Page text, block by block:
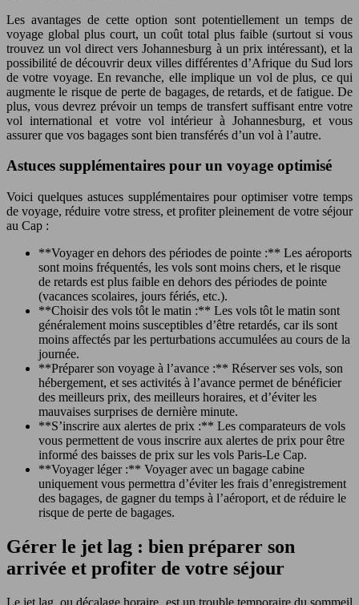
Les avantages de cette option sont potentiellement un temps de
voyage global plus court, un coût total plus faible (surtout si vous
trouvez un vol direct vers Johannesburg à un prix intéressant), et la
possibilité de découvrir deux villes différentes d’Afrique du Sud lors
de votre voyage. En revanche, elle implique un vol de plus, ce qui
augmente le risque de perte de bagages, de retards, et de fatigue. De
plus, vous devrez prévoir un temps de transfert suffisant entre votre
vol international et votre vol intérieur à Johannesburg, et vous
assurer que vos bagages sont bien transférés d’un vol à l’autre.
Astuces supplémentaires pour un voyage optimisé
Voici quelques astuces supplémentaires pour optimiser votre temps
de voyage, réduire votre stress, et profiter pleinement de votre séjour
au Cap :
**Voyager en dehors des périodes de pointe :** Les aéroports
sont moins fréquentés, les vols sont moins chers, et le risque
de retards est plus faible en dehors des périodes de pointe
(vacances scolaires, jours fériés, etc.).
**Choisir des vols tôt le matin :** Les vols tôt le matin sont
généralement moins susceptibles d’être retardés, car ils sont
moins affectés par les perturbations accumulées au cours de la
journée.
**Préparer son voyage à l’avance :** Réserver ses vols, son
hébergement, et ses activités à l’avance permet de bénéficier
des meilleurs prix, des meilleurs horaires, et d’éviter les
mauvaises surprises de dernière minute.
**S’inscrire aux alertes de prix :** Les comparateurs de vols
vous permettent de vous inscrire aux alertes de prix pour être
informé des baisses de prix sur les vols Paris-Le Cap.
**Voyager léger :** Voyager avec un bagage cabine
uniquement vous permettra d’éviter les frais d’enregistrement
des bagages, de gagner du temps à l’aéroport, et de réduire le
risque de perte de bagages.
Gérer le jet lag : bien préparer son
arrivée et profiter de votre séjour
Le jet lag, ou décalage horaire, est un trouble temporaire du sommeil